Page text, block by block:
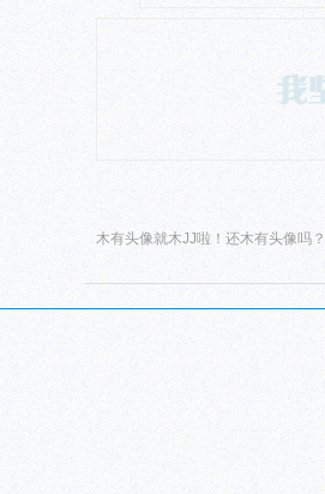
木有头像就木JJ啦！还木有头像吗？